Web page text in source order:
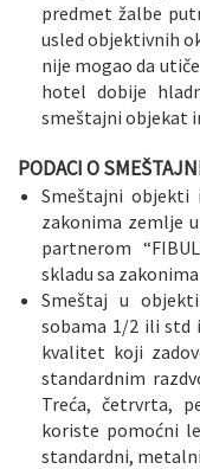
predmet žalbe
usled objektivnih
nije mogao da
hotel dobije
smeštajni objekat
PODACI O
Smeštajni objekti
zakonima zemlje
partnerom
skladu sa
Smeštaj u
sobama 1/2 ili std
kvalitet koji
standardnim
Treća, četrvrta,
koriste pomoćni
standardni,